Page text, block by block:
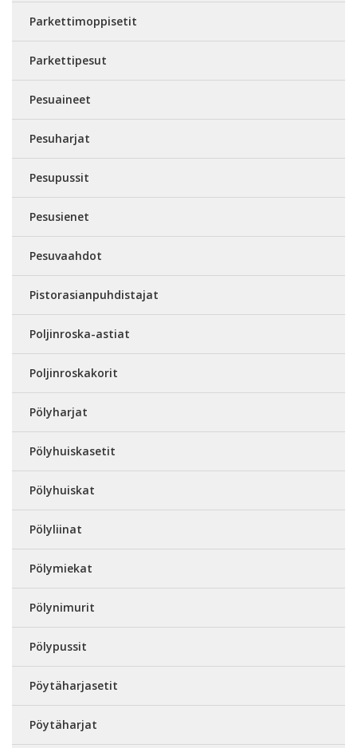
Parkettimoppisetit
Parkettipesut
Pesuaineet
Pesuharjat
Pesupussit
Pesusienet
Pesuvaahdot
Pistorasianpuhdistajat
Poljinroska-astiat
Poljinroskakorit
Pölyharjat
Pölyhuiskasetit
Pölyhuiskat
Pölyliinat
Pölymiekat
Pölynimurit
Pölypussit
Pöytäharjasetit
Pöytäharjat